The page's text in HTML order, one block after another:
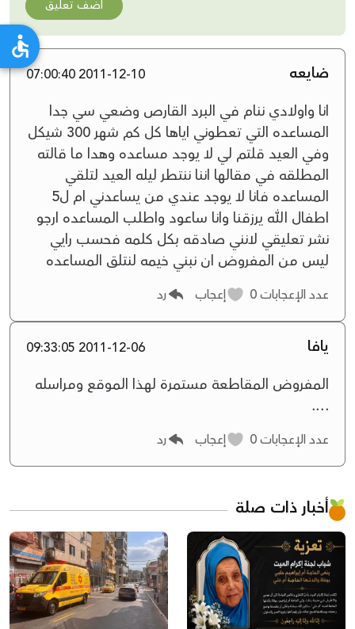
أضف تعليق
ضايعه 2011-12-10 07:00:40
انا واولادي ننام في البرد القارص وضعي سي جدا
المساعده التي تعطوني اياها كل كم شهر 300 شيكل
وفي العيد قلتم لي لا يوجد مساعده وهدا ما قالته
المطلقه في مقالها اننا ننتطر ليله العيد لتلقي
المساعده فانا لا يوجد عندي من يساعدني ام ل5
اطفال الله يرزقنا وانا ساعود واطلب المساعده ارجو
نشر تعليقي لانني صادقه بكل كلمه فحسب رايي
ليس من المفروض ان نبني خيمه لنتلق المساعده
عدد الإعجابات إعجاب رد
يافا 2011-12-06 09:33:05
المفروض المقاطعة مستمرة لهذا الموقع ومراسله
....
عدد الإعجابات إعجاب رد
أخبار ذات صلة